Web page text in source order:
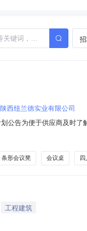
陕西纽兰德实业有限公司
公告为便于供应商及时
资质要求：(1)申请人须
条形会议凳 会议桌 四
工程建筑